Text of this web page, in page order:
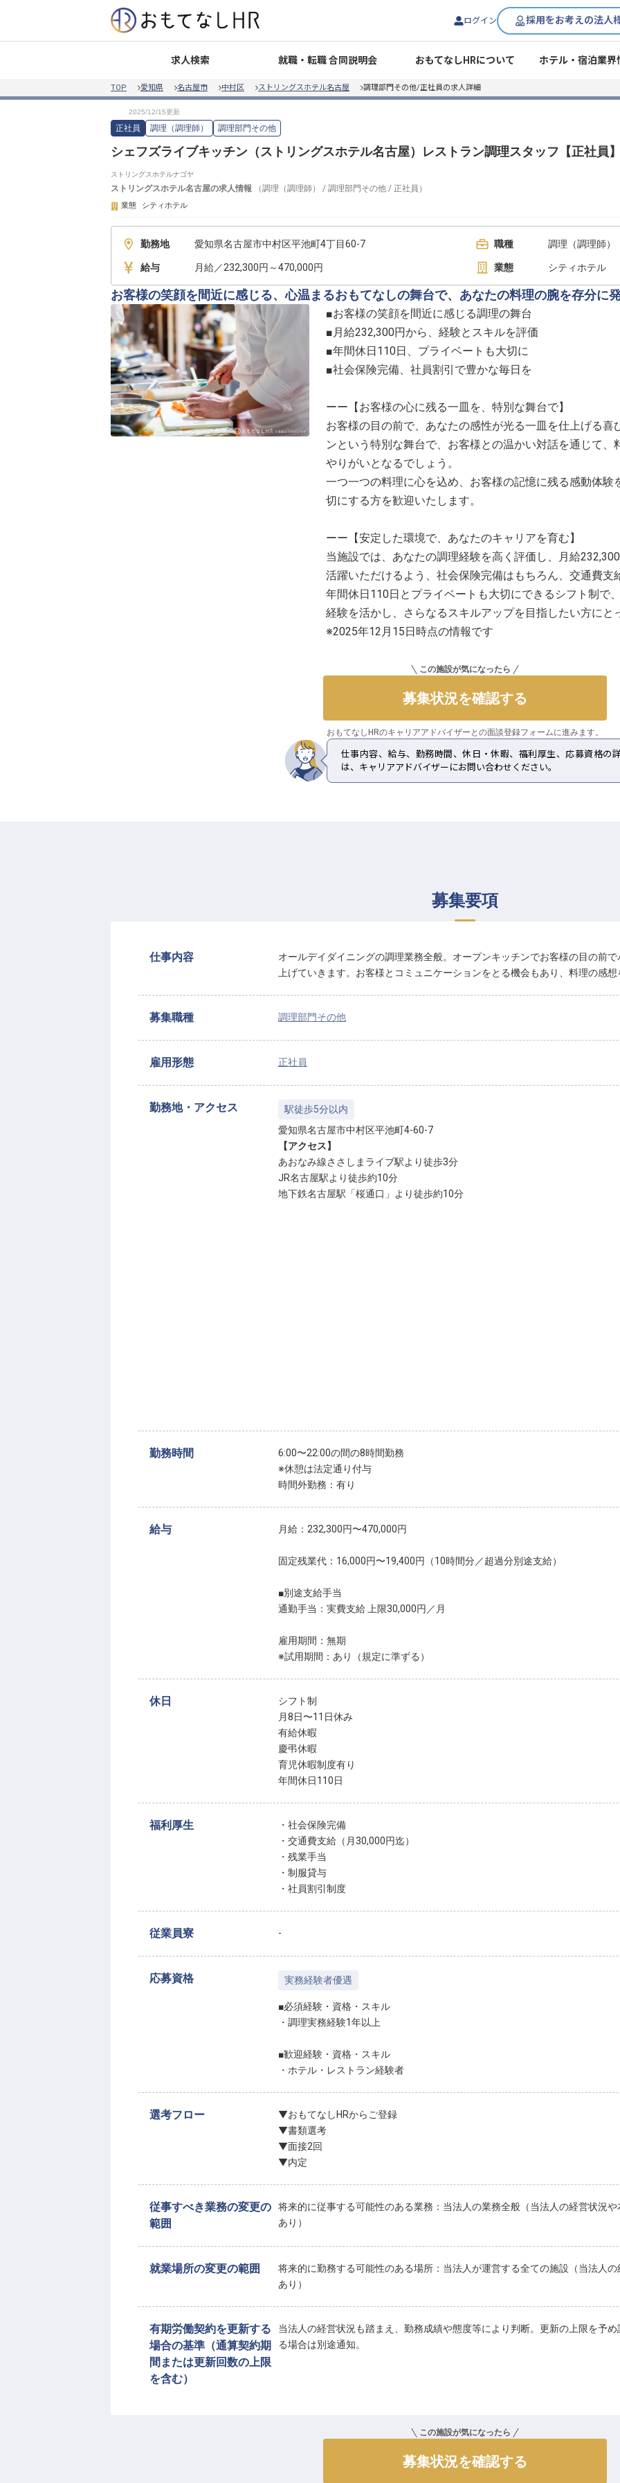
ログイン 採用をお考えの法人
求人検索 就職・転職 合同説明会 おもてなしHRについて ホテル・宿泊業界
TOP 愛知県 名古屋市 中村区 ストリングスホテル名古屋 調理部門その他/正社員の求人詳細
正社員 調理（調理師） 調理部門その他
シェフズライブキッチン（ストリングスホテル名古屋）レストラン調理スタッフ【正社員
ストリングスホテルナゴヤ
ストリングスホテル名古屋の求人情報 （調理（調理師） / 調理部門その他 / 正社員 ）
業態 シティホテル
勤務地 愛知県名古屋市中村区平池町4丁目60-7 職種 調理（調理師）
給与 月給／232,300円～470,000円 業態 シティホテル
お客様の笑顔を間近に感じる、心温まるおもてなしの舞台で、あなたの料理の腕を存分に
■お客様の笑顔を間近に感じる調理の舞台
■月給232,300円から、経験とスキルを評価
■年間休日110日、プライベートも大切に
■社会保険完備、社員割引で豊かな毎日を
ーー【お客様の心に残る一皿を、特別な舞台で】
お客様の目の前で、あなたの感性が光る一皿を仕上げる
ンという特別な舞台で、お客様との温かい対話を通じて
やりがいとなるでしょう。
一つ一つの料理に心を込め、お客様の記憶に残る感動体
切にする方を歓迎いたします。
ーー【安定した環境で、あなたのキャリアを育む】
当施設では、あなたの調理経験を高く評価し、月給
活躍いただけるよう、社会保険完備はもちろん、交通費
年間休日110日とプライベートも大切にできるシフト制で
経験を活かし、さらなるスキルアップを目指したい方に
※2025年12月15日時点の情報です
この施設が気になったら
募集状況を確認する
おもてなしHRのキャリアアドバイザーとの面談登録フォームに進みます。
仕事内容、給与、勤務時間、休日・休暇、福利厚生、応募資格の
は、キャリアアドバイザーにお問い合わせください。
募集要項
仕事内容
オールデイダイニングの調理業務全般。オープンキッチンでお客様の目の前
上げていきます。お客様とコミュニケーションをとる機会もあり、料理の感
募集職種 調理部門その他
雇用形態 正社員
勤務地・アクセス
駅徒歩5分以内
愛知県名古屋市中村区平池町4-60-7
【アクセス】
あおなみ線ささしまライブ駅より徒歩3分
JR名古屋駅より徒歩約10分
地下鉄名古屋駅「桜通口」より徒歩約10分
勤務時間
6:00〜22:00の間の8時間勤務
※休憩は法定通り付与
時間外勤務：有り
給与 月給：232,300円〜470,000円
固定残業代：16,000円〜19,400円（10時間分／超過分別途支給）
■別途支給手当
通勤手当：実費支給 上限30,000円／月
雇用期間：無期
※試用期間：あり（規定に準ずる）
休日
シフト制
月8日〜11日休み
有給休暇
慶弔休暇
育児休暇制度有り
年間休日110日
福利厚生
・社会保険完備
・交通費支給（月30,000円迄）
・残業手当
・制服貸与
・社員割引制度
従業員寮 -
応募資格 実務経験者優遇
■必須経験・資格・スキル
・調理実務経験1年以上
■歓迎経験・資格・スキル
・ホテル・レストラン経験者
選考フロー
▼おもてなしHRからご登録
▼書類選考
▼面接2回
▼内定
従事すべき業務の変更の
範囲
将来的に従事する可能性のある業務：当法人の業務全般（当法人の経営状況
あり）
就業場所の変更の範囲
将来的に勤務する可能性のある場所：当法人が運営する全ての施設（当法人
あり）
有期労働契約を更新する
場合の基準（通算契約期
間または更新回数の上限
を含む）
当法人の経営状況も踏まえ、勤務成績や態度等により判断。更新の上限を予
る場合は別途通知。
この施設が気になったら
募集状況を確認する